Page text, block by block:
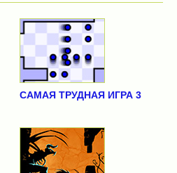
САМАЯ ТРУДНАЯ ИГРА 3